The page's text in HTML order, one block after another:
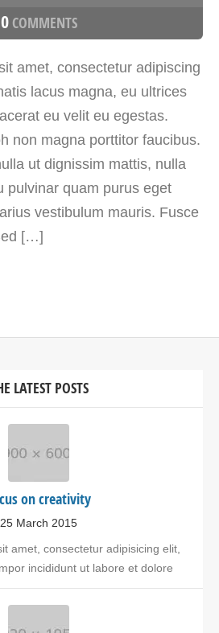
0COMMENTS
amet, consectetur adipiscing
lacus magna, eu ultrices
eu velit eu egestas.
non magna porttitor faucibus.
ut dignissim mattis, nulla
pulvinar quam purus eget
vestibulum mauris. Fusce
[…]
LATEST POSTS
on creativity
25 March 2015
amet, consectetur adipisicing elit,
incididunt ut labore et dolore